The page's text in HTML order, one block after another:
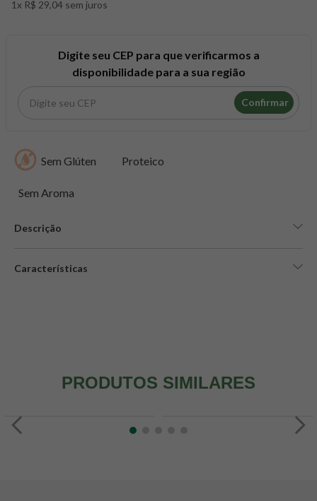
1x R$ 29,04 sem juros
Digite seu CEP para que verificarmos a
disponibilidade para a sua região
Confirmar
Sem Glúten Proteico
Sem Aroma
Descrição
Características
PRODUTOS SIMILARES
8º snack proteico mundo verde